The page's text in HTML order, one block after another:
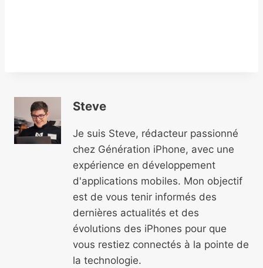
Steve
Je suis Steve, rédacteur passionné
chez Génération iPhone, avec une
expérience en développement
d'applications mobiles. Mon objectif
est de vous tenir informés des
dernières actualités et des
évolutions des iPhones pour que
vous restiez connectés à la pointe de
la technologie.